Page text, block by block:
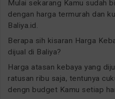
Mulai sekarang Kamu sudah
dengan harga termurah dan
Baliya.id.
Berapa sih kisaran Harga
dijual di Baliya?
Harga atasan kebaya yang
ratusan ribu saja, tentunya
dengn budget Kamu setiap